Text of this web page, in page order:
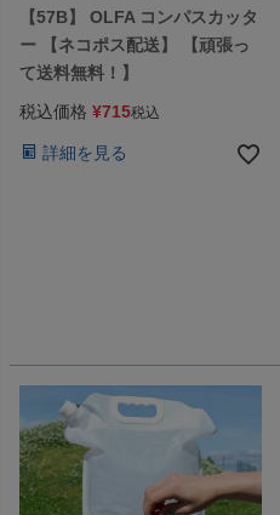
【57B】 OLFA コンパスカッタ
ー 【ネコポス配送】 【頑張っ
て送料無料！】
税込価格 ¥715税込
詳細を見る